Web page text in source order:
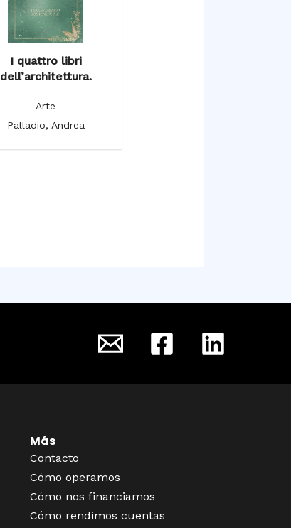
I quattro libri
dell’architettura.
Arte
Palladio, Andrea
Más
Contacto
Cómo operamos
Cómo nos financiamos
Cómo rendimos cuentas